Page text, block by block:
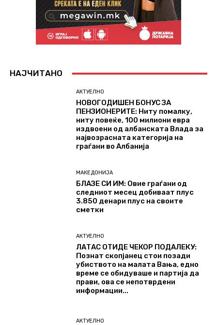
НАЈЧИТАНО
АКТУЕЛНО
НОВОГОДИШЕН БОНУС ЗА
ПЕНЗИОНЕРИТЕ: Ниту помалку,
ниту повеќе, 100 милиони евра
издвоени од албанската Влада за
највозрасната категорија на
граѓани во Албанија
МАКЕДОНИЈА
БЛАЗЕ СИ ИМ: Oвие граѓани од
следниот месец добиваат плус
3.850 денари плус на своите
сметки
АКТУЕЛНО
ЛАТАС ОТИДЕ ЧЕКОР ПОДАЛЕКУ:
Познат скопјанец стои позади
убиството на малата Вања, едно
време се обидуваше и партија да
прави, ова се непотврдени
информации...
АКТУЕЛНО